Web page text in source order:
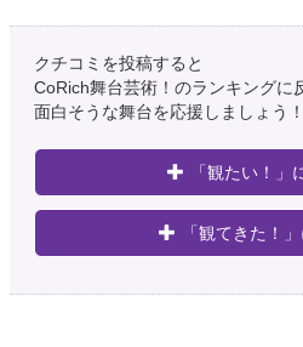
クチコミを投稿すると
CoRich舞台芸術！のランキングに
面白そうな舞台を応援しましょう！
「観たい！」
「観てきた！